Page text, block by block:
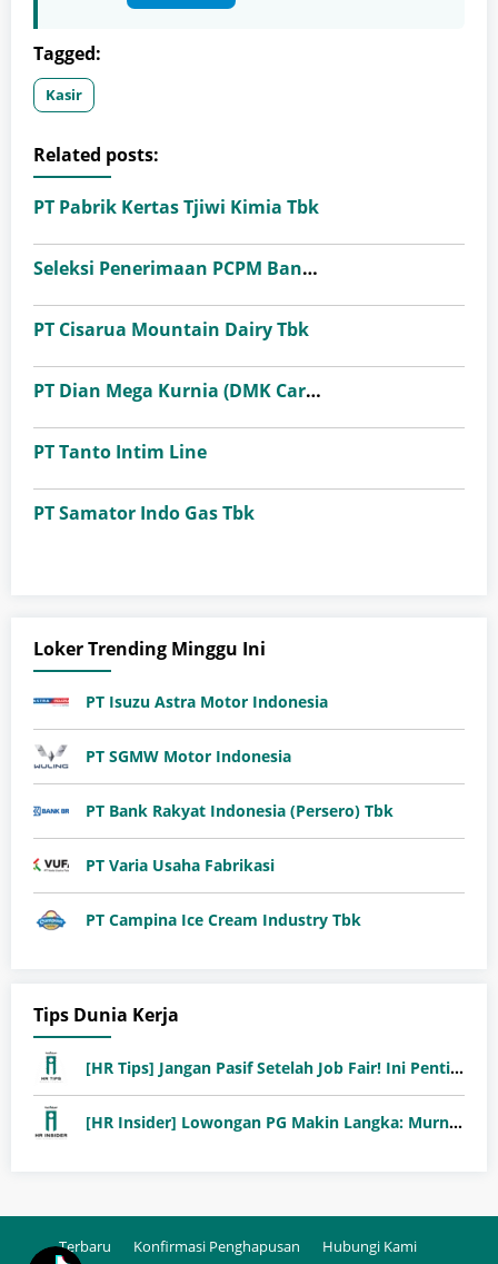
Tagged:
Kasir
Related posts:
PT Pabrik Kertas Tjiwi Kimia Tbk
Seleksi Penerimaan PCPM Bank Indonesia Angkatan 41
PT Cisarua Mountain Dairy Tbk
PT Dian Mega Kurnia (DMK Cargo)
PT Tanto Intim Line
PT Samator Indo Gas Tbk
Loker Trending Minggu Ini
PT Isuzu Astra Motor Indonesia
PT SGMW Motor Indonesia
PT Bank Rakyat Indonesia (Persero) Tbk
PT Varia Usaha Fabrikasi
PT Campina Ice Cream Industry Tbk
Tips Dunia Kerja
[HR Tips] Jangan Pasif Setelah Job Fair! Ini Pentingnya Follow-Up Setelah Job Fair
[HR Insider] Lowongan PG Makin Langka: Murni Seleksi atau Jalur Orang Dalam?
Terbaru Konfirmasi Penghapusan
Hubungi Kami